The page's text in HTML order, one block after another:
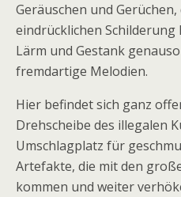
Geräuschen und
eindrücklichen
Lärm und Gestank
fremdartige Melodien.
Hier befindet sich ganz
Drehscheibe des illegalen
Umschlagplatz für
Artefakte, die mit den
kommen und weiter